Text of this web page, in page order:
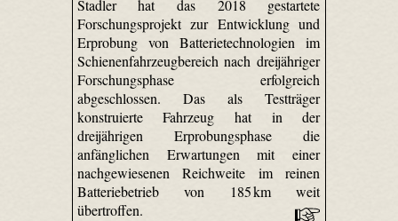
Stadler hat das 2018 gestartete
Forschungsprojekt zur Entwicklung und
Erprobung von Batterietechnologien im
Schienenfahrzeugbereich nach dreijähriger
Forschungsphase erfolgreich
abgeschlossen. Das als Testträger
konstruierte Fahrzeug hat in der
dreijährigen Erprobungsphase die
anfänglichen Erwartungen mit einer
nachgewiesenen Reichweite im reinen
Batteriebetrieb von 185 km weit
übertroffen.